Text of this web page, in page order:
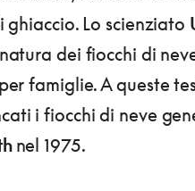
Lo scienziato
dei fiocchi di
famiglie. A queste
i fiocchi di neve
nel 1975.